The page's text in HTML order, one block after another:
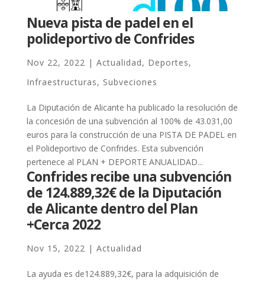
Nueva pista de padel en el
polideportivo de Confrides
Nov 22, 2022 | Actualidad, Deportes,
Infraestructuras, Subveciones
La Diputación de Alicante ha publicado la resolución de
la concesión de una subvención al 100% de 43.031,00
euros para la construcción de una PISTA DE PADEL en
el Polideportivo de Confrides. Esta subvención
pertenece al PLAN + DEPORTE ANUALIDAD...
Confrides recibe una subvención
de 124.889,32€ de la Diputación
de Alicante dentro del Plan
+Cerca 2022
Nov 15, 2022 | Actualidad
La ayuda es de124.889,32€, para la adquisición de